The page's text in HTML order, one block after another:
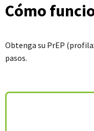
Cómo
Obtenga su PrEP
pasos.